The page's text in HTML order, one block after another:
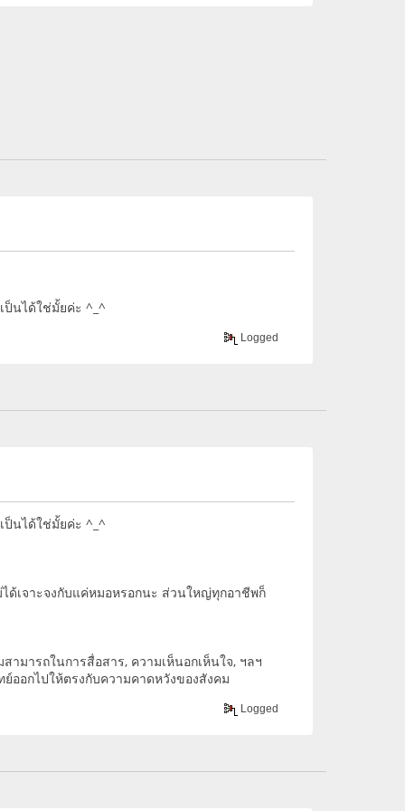
นได้ใช่มั้ยค่ะ ^_^
Logged
นได้ใช่มั้ยค่ะ ^_^
ด้เจาะจงกับแค่หมอหรอกนะ ส่วนใหญ่ทุกอาชีพก็
ามารถในการสื่อสาร, ความเห็นอกเห็นใจ, ฯลฯ
ออกไปให้ตรงกับความคาดหวังของสังคม
Logged